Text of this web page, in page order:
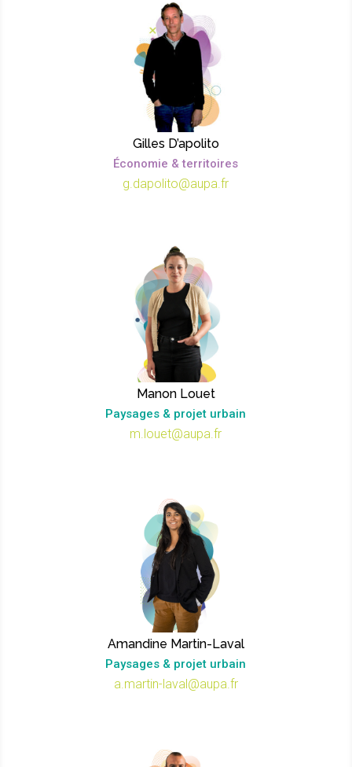
Gilles D’apolito
Économie & territoires
g.dapolito@aupa.fr
Manon Louet
Paysages & projet urbain
m.louet@aupa.fr
Amandine Martin-Laval
Paysages & projet urbain
a.martin-laval@aupa.fr